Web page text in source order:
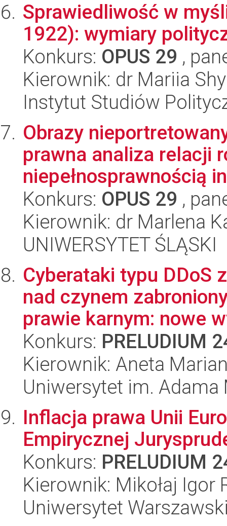
Sprawiedliwość w
1922): wymiary
Konkurs: OPUS 29 ,
Kierownik: dr Mariia
Instytut Studiów
Obrazy
prawna analiza relacji
niepełnosprawnością
Konkurs: OPUS 29 ,
Kierownik: dr Marlena
UNIWERSYTET ŚLĄSKI
Cyberataki typu DDoS
nad czynem
prawie karnym: nowe
Konkurs: PRELUDIUM
Kierownik: Aneta
Uniwersytet im.
Inflacja prawa Unii
Empirycznej
Konkurs: PRELUDIUM
Kierownik: Mikołaj Igor
Uniwersytet